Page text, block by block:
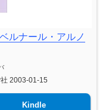
ルナール・アルノ
2003-01-15
Kindle